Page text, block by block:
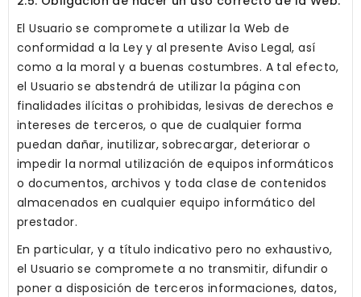
El Usuario se compromete a utilizar la Web de
conformidad a la Ley y al presente Aviso Legal, así
como a la moral y a buenas costumbres. A tal efecto,
el Usuario se abstendrá de utilizar la página con
finalidades ilícitas o prohibidas, lesivas de derechos e
intereses de terceros, o que de cualquier forma
puedan dañar, inutilizar, sobrecargar, deteriorar o
impedir la normal utilización de equipos informáticos
o documentos, archivos y toda clase de contenidos
almacenados en cualquier equipo informático del
prestador.
En particular, y a título indicativo pero no exhaustivo,
el Usuario se compromete a no transmitir, difundir o
poner a disposición de terceros informaciones, datos,